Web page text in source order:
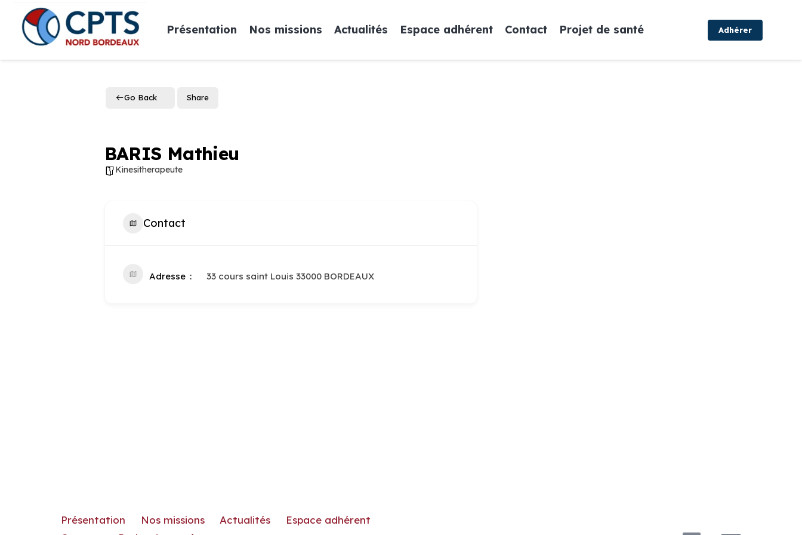
Présentation Nos missions Actualités Espace adhérent Contact Projet de santé Adhérer
Go Back Share
BARIS Mathieu
Kinesitherapeute
Contact
Adresse 33 cours saint Louis 33000 BORDEAUX
Présentation Nos missions Actualités
Espace adhérent